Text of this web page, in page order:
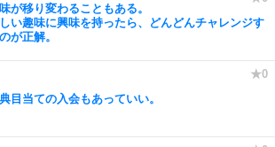
が移り変わることもある。
い趣味に興味を持ったら、どんどんチャレンジす
が正解。
目当ての入会もあっていい。